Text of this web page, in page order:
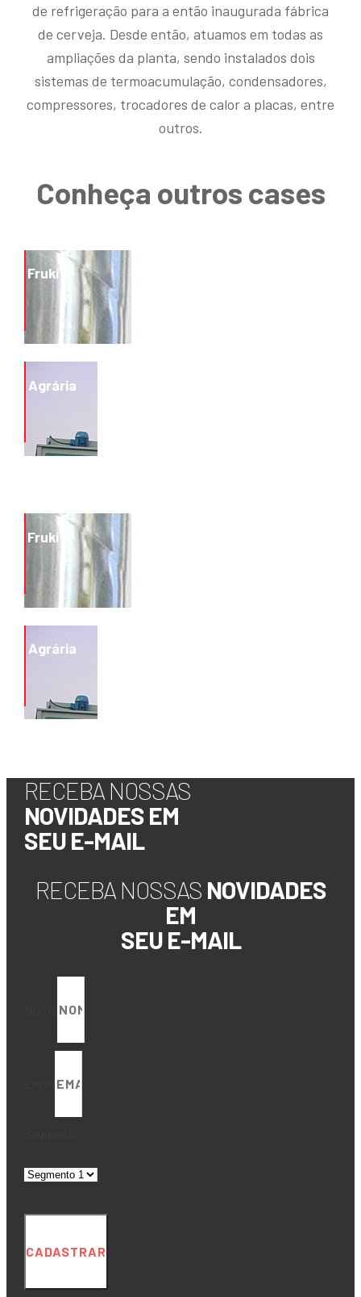
de refrigeração para a então inaugurada fábrica
de cerveja. Desde então, atuamos em todas as
ampliações da planta, sendo instalados dois
sistemas de termoacumulação, condensadores,
compressores, trocadores de calor a placas, entre
outros.
Conheça outros cases
Fruki
Lajeado
Rio Grande do Sul
Agrária
1990
Fruki
Lajeado
Rio Grande do Sul
Agrária
1990
RECEBA NOSSAS
NOVIDADES EM
SEU E-MAIL
RECEBA NOSSAS NOVIDADES
EM
SEU E-MAIL
CADASTRAR